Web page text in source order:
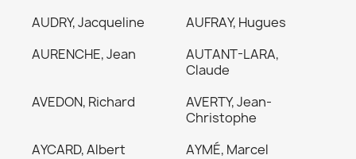
AUDRY, Jacqueline
AUFRAY, Hugues
AURENCHE, Jean
AUTANT-LARA,
Claude
AVEDON, Richard
AVERTY, Jean-
Christophe
AYCARD, Albert
AYMÉ, Marcel